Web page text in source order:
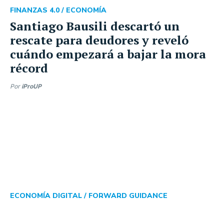
Santiago Bausili descartó un
rescate para deudores y reveló
cuándo empezará a bajar la mora
récord
FINANZAS 4.0 / ECONOMÍA
Por iProUP
ECONOMÍA DIGITAL / FORWARD GUIDANCE